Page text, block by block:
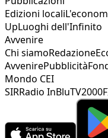
Edizioni locali
UpLuoghi dell'Infinito
Avvenire
Chi siamoRedazione
AvvenirePubblicità
Mondo CEI
SIRRadio InBluTV2000